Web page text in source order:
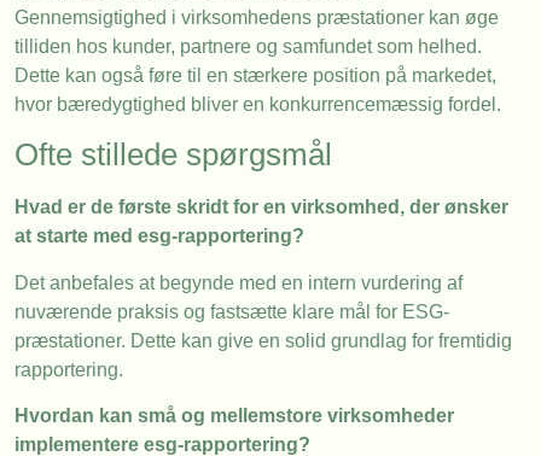
Gennemsigtighed i virksomhedens præstationer kan øge
tilliden hos kunder, partnere og samfundet som helhed.
Dette kan også føre til en stærkere position på markedet,
hvor bæredygtighed bliver en konkurrencemæssig fordel.
Ofte stillede spørgsmål
Hvad er de første skridt for en virksomhed, der ønsker
at starte med esg-rapportering?
Det anbefales at begynde med en intern vurdering af
nuværende praksis og fastsætte klare mål for ESG-
præstationer. Dette kan give en solid grundlag for fremtidig
rapportering.
Hvordan kan små og mellemstore virksomheder
implementere esg-rapportering?